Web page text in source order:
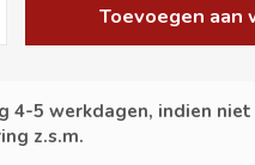
Toevoegen aan
4-5 werkdagen, indien
z.s.m.